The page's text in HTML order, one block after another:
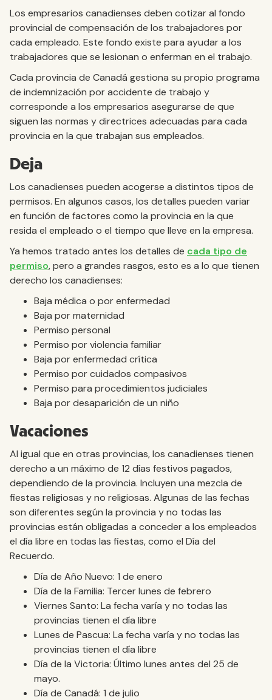
Los empresarios canadienses deben cotizar al fondo
provincial de compensación de los trabajadores por
cada empleado. Este fondo existe para ayudar a los
trabajadores que se lesionan o enferman en el trabajo.
Cada provincia de Canadá gestiona su propio programa
de indemnización por accidente de trabajo y
corresponde a los empresarios asegurarse de que
siguen las normas y directrices adecuadas para cada
provincia en la que trabajan sus empleados.
Deja
Los canadienses pueden acogerse a distintos tipos de
permisos. En algunos casos, los detalles pueden variar
en función de factores como la provincia en la que
resida el empleado o el tiempo que lleve en la empresa.
Ya hemos tratado antes los detalles de cada tipo de
permiso, pero a grandes rasgos, esto es a lo que tienen
derecho los canadienses:
Baja médica o por enfermedad
Baja por maternidad
Permiso personal
Permiso por violencia familiar
Baja por enfermedad crítica
Permiso por cuidados compasivos
Permiso para procedimientos judiciales
Baja por desaparición de un niño
Vacaciones
Al igual que en otras provincias, los canadienses tienen
derecho a un máximo de 12 días festivos pagados,
dependiendo de la provincia. Incluyen una mezcla de
fiestas religiosas y no religiosas. Algunas de las fechas
son diferentes según la provincia y no todas las
provincias están obligadas a conceder a los empleados
el día libre en todas las fiestas, como el Día del
Recuerdo.
Día de Año Nuevo: 1 de enero
Día de la Familia: Tercer lunes de febrero
Viernes Santo: La fecha varía y no todas las
provincias tienen el día libre
Lunes de Pascua: La fecha varía y no todas las
provincias tienen el día libre
Día de la Victoria: Último lunes antes del 25 de
mayo.
Día de Canadá: 1 de julio